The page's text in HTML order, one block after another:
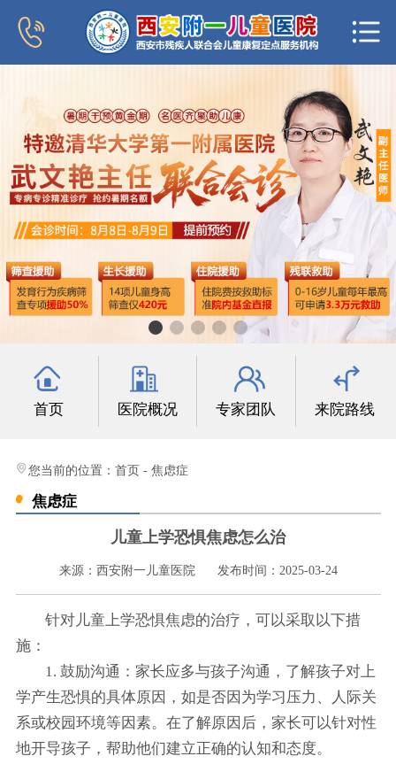
新闻中心
专家团队
科室导航
行为发育科
小儿内分泌科
光影纪实
首页 医院概况 专家团队 来院路线
您当前的位置： 首页 - 焦虑症
焦虑症
儿童上学恐惧焦虑怎么治
来源：西安附一儿童医院 发布时间：2025-03-24
针对儿童上学恐惧焦虑的治疗，可以采取以下措
施：
1. 鼓励沟通：家长应多与孩子沟通，了解孩子对上
学产生恐惧的具体原因，如是否因为学习压力、人际关
系或校园环境等因素。在了解原因后，家长可以针对性
地开导孩子，帮助他们建立正确的认知和态度。